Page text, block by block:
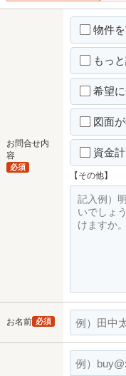
お問合せ内
容
必須
物件
もっ
希望
図面
資金
【その他】
お名前 必須